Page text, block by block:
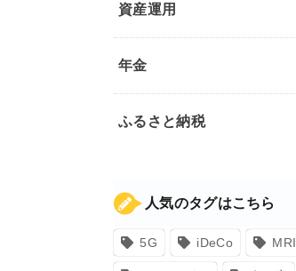
資産運用
年金
ふるさと納税
人気のタグはこちら
5G iDeCo MRI